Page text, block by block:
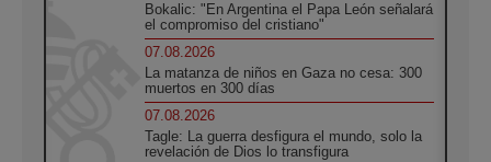
Bokalic: "En Argentina el Papa León señalará
el compromiso del cristiano"
07.08.2026
La matanza de niños en Gaza no cesa: 300
muertos en 300 días
07.08.2026
Tagle: La guerra desfigura el mundo, solo la
revelación de Dios lo transfigura